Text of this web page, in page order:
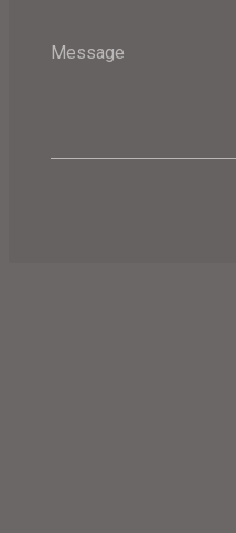
Message